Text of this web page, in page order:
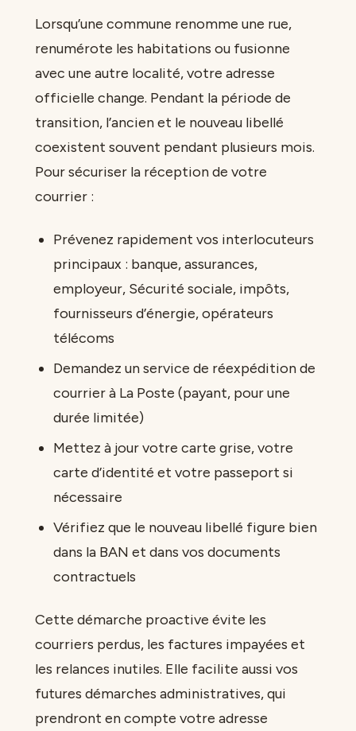
Lorsqu’une commune renomme une rue,
renumérote les habitations ou fusionne
avec une autre localité, votre adresse
officielle change. Pendant la période de
transition, l’ancien et le nouveau libellé
coexistent souvent pendant plusieurs mois.
Pour sécuriser la réception de votre
courrier :
Prévenez rapidement vos interlocuteurs
principaux : banque, assurances,
employeur, Sécurité sociale, impôts,
fournisseurs d’énergie, opérateurs
télécoms
Demandez un service de réexpédition de
courrier à La Poste (payant, pour une
durée limitée)
Mettez à jour votre carte grise, votre
carte d’identité et votre passeport si
nécessaire
Vérifiez que le nouveau libellé figure bien
dans la BAN et dans vos documents
contractuels
Cette démarche proactive évite les
courriers perdus, les factures impayées et
les relances inutiles. Elle facilite aussi vos
futures démarches administratives, qui
prendront en compte votre adresse